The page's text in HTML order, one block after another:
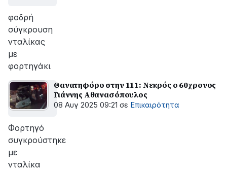
φοδρή
σύγκρουση
νταλίκας
με
φορτηγάκι
Θανατηφόρο στην 111: Νεκρός ο 60χρονος
Γιάννης Αθανασόπουλος
08 Αυγ 2025 09:21 σε Επικαιρότητα
Φορτηγό
συγκρούστηκε
με
νταλίκα